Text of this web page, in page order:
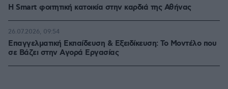
Η Smart φοιτητική κατοικία στην καρδιά της Αθήνας
Επαγγελματική Εκπαίδευση & Εξειδίκευση: Το Mοντέλο που
σε Bάζει στην Aγορά Eργασίας
26.07.2026, 09:54